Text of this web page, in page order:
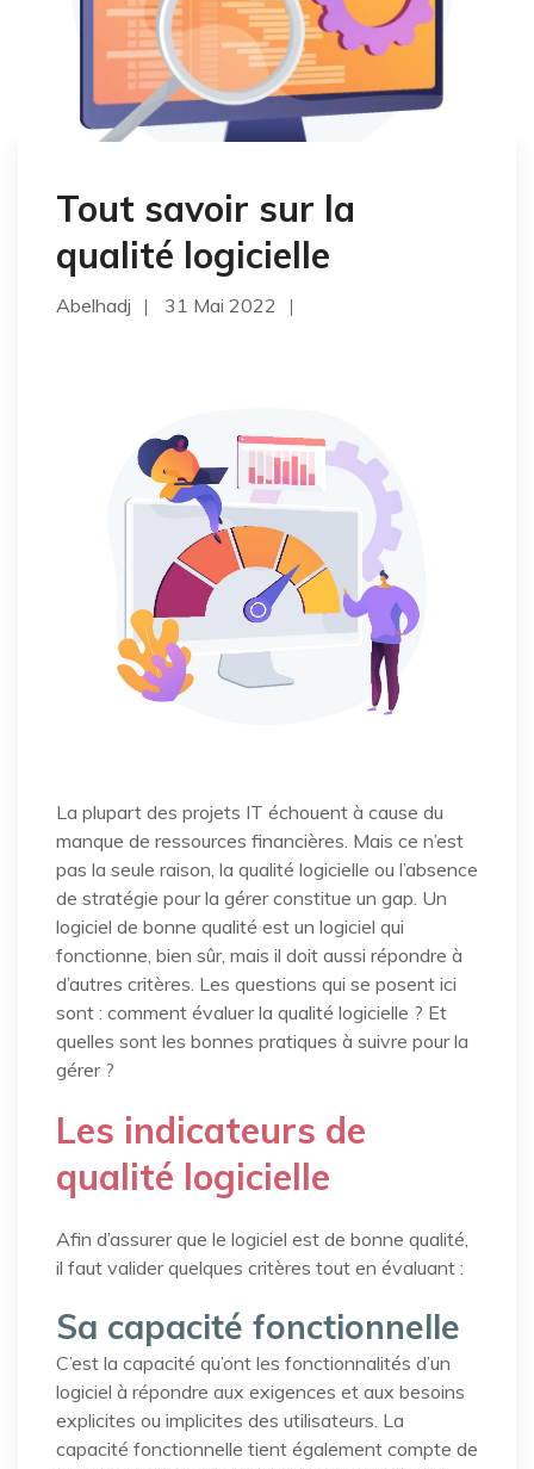
Tout savoir sur la
qualité logicielle
Abelhadj 31 Mai 2022
La plupart des projets IT échouent à cause du
manque de ressources financières. Mais ce n’est
pas la seule raison, la qualité logicielle ou l’absence
de stratégie pour la gérer constitue un gap. Un
logiciel de bonne qualité est un logiciel qui
fonctionne, bien sûr, mais il doit aussi répondre à
d’autres critères. Les questions qui se posent ici
sont : comment évaluer la qualité logicielle ? Et
quelles sont les bonnes pratiques à suivre pour la
gérer ?
Les indicateurs de
qualité logicielle
Afin d’assurer que le logiciel est de bonne qualité,
il faut valider quelques critères tout en évaluant :
Sa capacité fonctionnelle
C’est la capacité qu’ont les fonctionnalités d’un
logiciel à répondre aux exigences et aux besoins
explicites ou implicites des utilisateurs. La
capacité fonctionnelle tient également compte de